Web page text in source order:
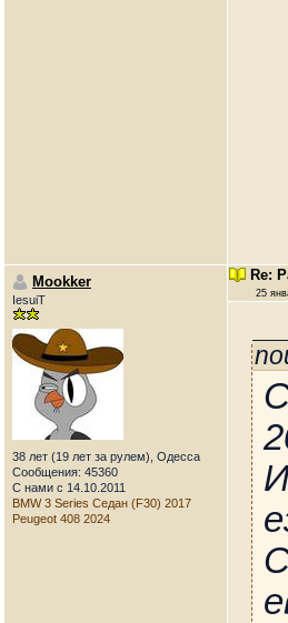
Mookker
IesuiT
38 лет (19 лет за рулем), Одесса
Сообщения: 45360
С нами с 14.10.2011
BMW 3 Series Седан (F30) 2017
Peugeot 408 2024
Re:
25